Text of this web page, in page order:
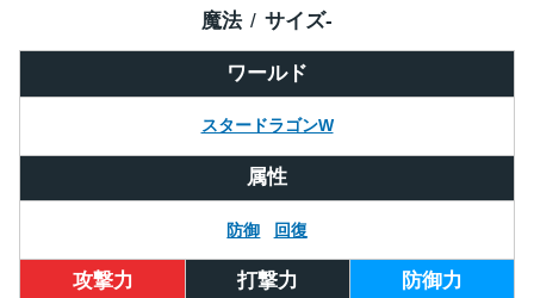
ワールド
スタードラゴンW
魔法 サイズ-
属性
防御 回復
攻撃力 打撃力 防御力